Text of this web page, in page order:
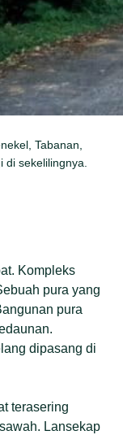
Tabanan,
sekelilingnya.
Kompleks
pura yang
pura
dipasang di
terasering
Lansekap